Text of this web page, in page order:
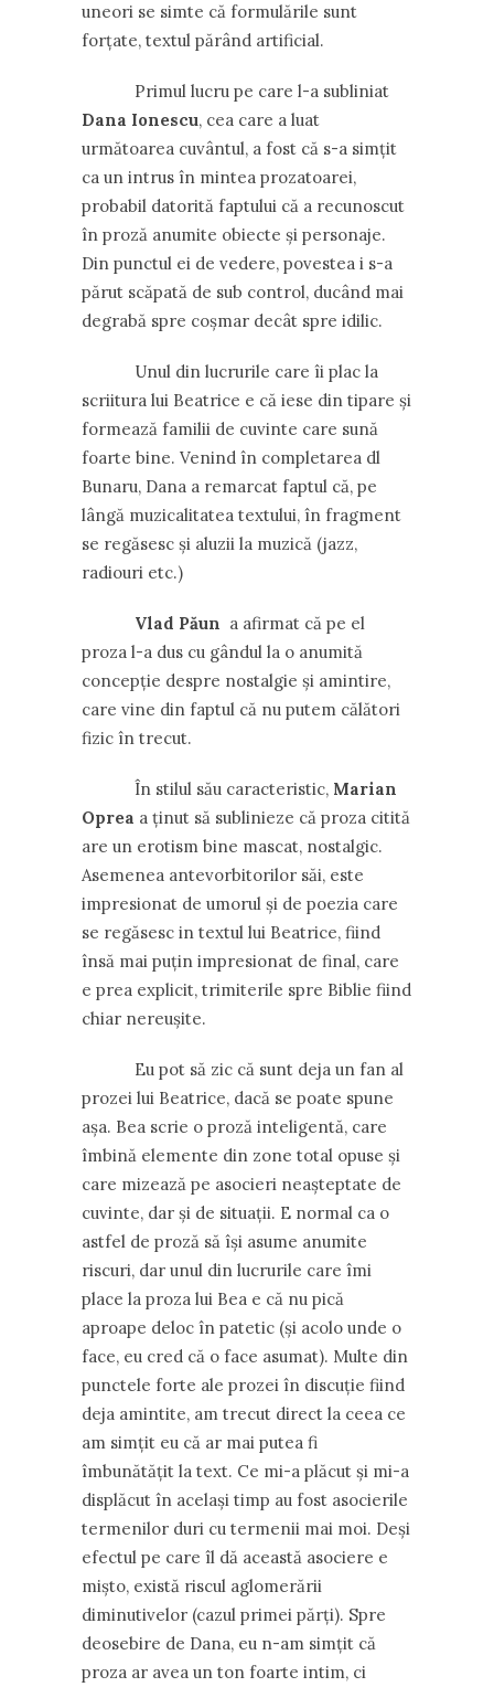
uneori se simte că formulările sunt
forțate, textul părând artificial.
Primul lucru pe care l-a subliniat
Dana Ionescu, cea care a luat
următoarea cuvântul, a fost că s-a simțit
ca un intrus în mintea prozatoarei,
probabil datorită faptului că a recunoscut
în proză anumite obiecte și personaje.
Din punctul ei de vedere, povestea i s-a
părut scăpată de sub control, ducând mai
degrabă spre coșmar decât spre idilic.
Unul din lucrurile care îi plac la
scriitura lui Beatrice e că iese din tipare și
formează familii de cuvinte care sună
foarte bine. Venind în completarea dl
Bunaru, Dana a remarcat faptul că, pe
lângă muzicalitatea textului, în fragment
se regăsesc și aluzii la muzică (jazz,
radiouri etc.)
Vlad Păun a afirmat că pe el
proza l-a dus cu gândul la o anumită
concepție despre nostalgie și amintire,
care vine din faptul că nu putem călători
fizic în trecut.
În stilul său caracteristic, Marian
Oprea a ținut să sublinieze că proza citită
are un erotism bine mascat, nostalgic.
Asemenea antevorbitorilor săi, este
impresionat de umorul și de poezia care
se regăsesc in textul lui Beatrice, fiind
însă mai puțin impresionat de final, care
e prea explicit, trimiterile spre Biblie fiind
chiar nereușite.
Eu pot să zic că sunt deja un fan al
prozei lui Beatrice, dacă se poate spune
așa. Bea scrie o proză inteligentă, care
îmbină elemente din zone total opuse și
care mizează pe asocieri neașteptate de
cuvinte, dar și de situații. E normal ca o
astfel de proză să își asume anumite
riscuri, dar unul din lucrurile care îmi
place la proza lui Bea e că nu pică
aproape deloc în patetic (și acolo unde o
face, eu cred că o face asumat). Multe din
punctele forte ale prozei în discuție fiind
deja amintite, am trecut direct la ceea ce
am simțit eu că ar mai putea fi
îmbunătățit la text. Ce mi-a plăcut și mi-a
displăcut în același timp au fost asocierile
termenilor duri cu termenii mai moi. Deși
efectul pe care îl dă această asociere e
mișto, există riscul aglomerării
diminutivelor (cazul primei părți). Spre
deosebire de Dana, eu n-am simțit că
proza ar avea un ton foarte intim, ci